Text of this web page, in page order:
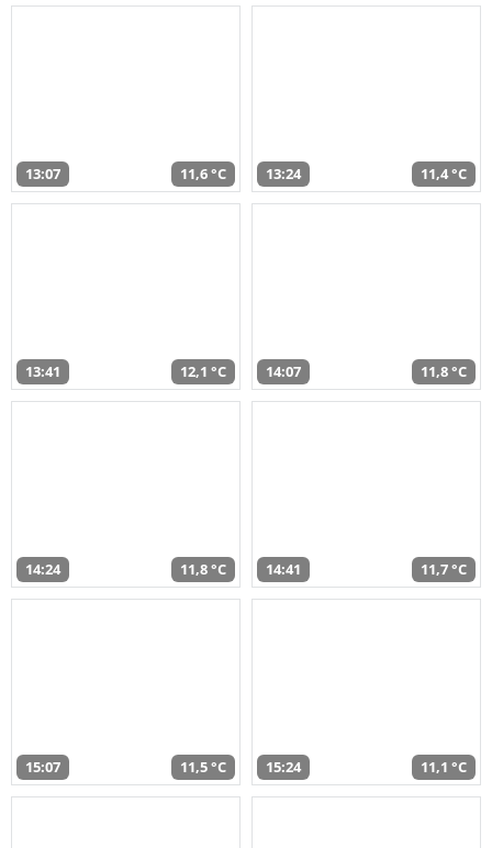
13:07 11,6 °C 13:24 11,4 °C
13:41 12,1 °C 14:07 11,8 °C
14:24 11,8 °C 14:41 11,7 °C
15:07 11,5 °C 15:24 11,1 °C